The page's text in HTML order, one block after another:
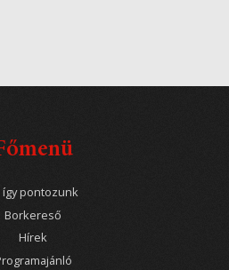
így pontozunk
Borkereső
Hírek